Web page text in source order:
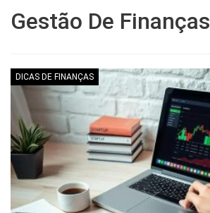
Gestão De Finanças
DICAS DE FINANÇAS